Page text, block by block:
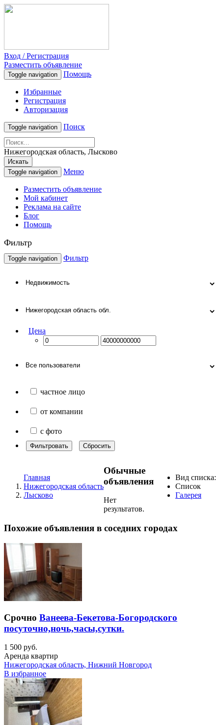
Вход / Регистрация
Разместить объявление
Toggle navigation Помощь
Избранные
Регистрация
Авторизация
Toggle navigation Поиск
Нижегородская область, Лысково
Искать
Toggle navigation
Меню
Разместить объявление
Мой кабинет
Реклама на сайте
Блог
Помощь
Фильтр
Toggle navigation Фильтр
Цена
частное лицо
от компании
с фото
Фильтровать Сбросить
Главная
Нижегородская область
Лысково
Вид списка:
Список
Галерея
Обычные
объявления
Нет
результатов.
Похожие объявления в соседних городах
Срочно Ванеева-Бекетова-Богородского
посуточно,ночь,часы,сутки.
1 500 руб.
Аренда квартир
Нижегородская область, Нижний Новгород
В избранное